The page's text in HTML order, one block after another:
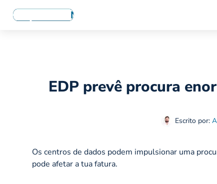
EDP prevê procura
Escrito por:
Os centros de dados podem impulsionar uma
pode afetar a tua fatura.